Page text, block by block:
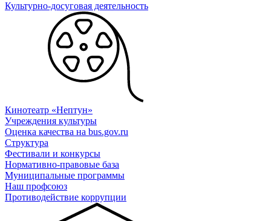
Культурно-досуговая деятельность
Кинотеатр «Нептун»
Учреждения культуры
Оценка качества на bus.gov.ru
Структура
Фестивали и конкурсы
Нормативно-правовые база
Муниципальные программы
Наш профсоюз
Противодействие коррупции